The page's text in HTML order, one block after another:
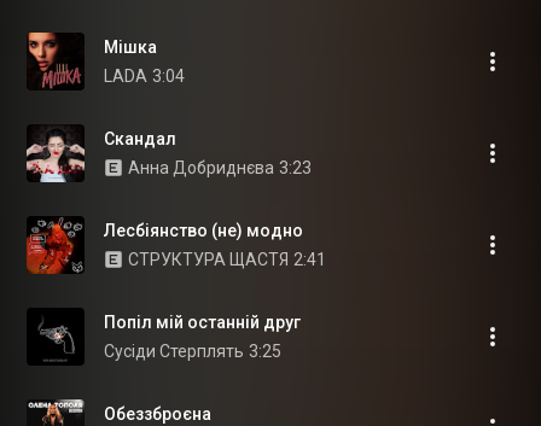
Мішка
LADA 3:04
Скандал
Анна Добриднєва 3:23
Лесбіянство (не) модно
СТРУКТУРА ЩАСТЯ 2:41
Попіл мій останній друг
Сусіди Стерплять 3:25
Обеззброєна